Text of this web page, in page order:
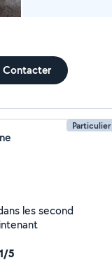
Contacter
Particulier
les second
5